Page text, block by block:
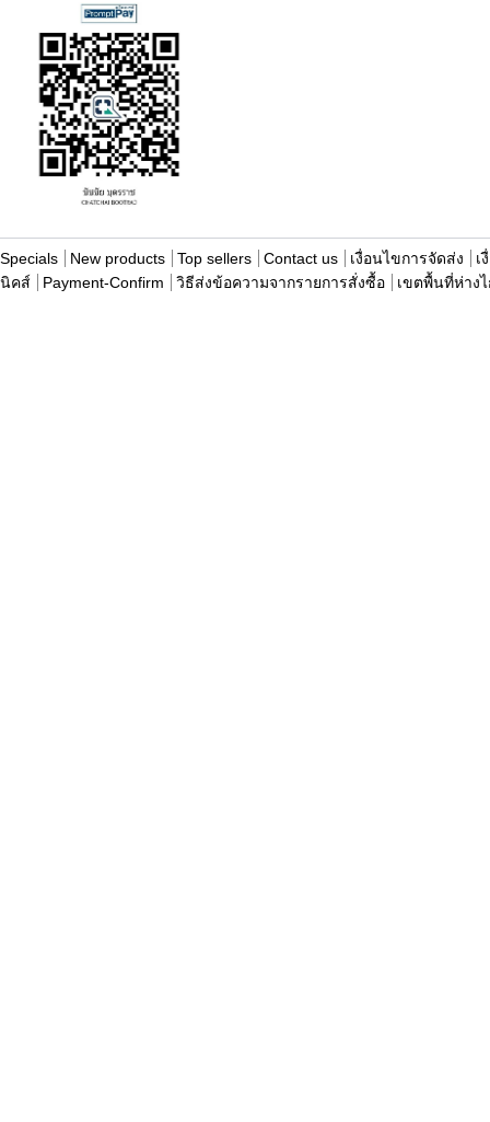
Specials New products Top sellers Contact us เงื่อนไขการจัดส่ง
เ
นิคส์
Payment-Confirm วิธีส่งข้อความจากรายการสั่งซื้อ เขตพื้นที่ห่าง